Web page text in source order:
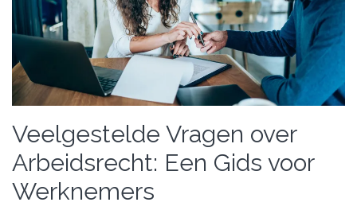
Veelgestelde Vragen over
Arbeidsrecht: Een Gids voor
Werknemers